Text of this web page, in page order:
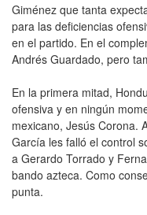
Giménez que tanta
para las deficiencias
en el partido. En el
Andrés Guardado, pero
En la primera mitad,
ofensiva y en ningún
mexicano, Jesús Corona.
García les falló el control
a Gerardo Torrado y
bando azteca. Como
punta.